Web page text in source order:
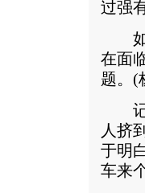
过强
如
在面
题。(
记
人挤
于明
车来